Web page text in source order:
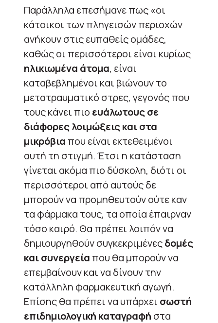
Παράλληλα επεσήμανε πως «οι
κάτοικοι των πληγεισών περιοχών
ανήκουν στις ευπαθείς ομάδες,
καθώς οι περισσότεροι είναι κυρίως
ηλικιωμένα άτομα, είναι
καταβεβλημένοι και βιώνουν το
μετατραυματικό στρες, γεγονός που
τους κάνει πιο ευάλωτους σε
διάφορες λοιμώξεις και στα
μικρόβια που είναι εκτεθειμένοι
αυτή τη στιγμή. Έτσι η κατάσταση
γίνεται ακόμα πιο δύσκολη, διότι οι
περισσότεροι από αυτούς δε
μπορούν να προμηθευτούν ούτε καν
τα φάρμακα τους, τα οποία έπαιρναν
τόσο καιρό. Θα πρέπει λοιπόν να
δημιουργηθούν συγκεκριμένεςδομές
και συνεργεία που θα μπορούν να
επεμβαίνουν και να δίνουν την
κατάλληλη φαρμακευτική αγωγή.
Επίσης θα πρέπει να υπάρχει σωστή
επιδημιολογική καταγραφή στα